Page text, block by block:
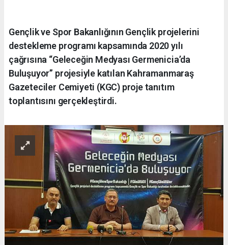
Gençlik ve Spor Bakanlığının Gençlik projelerini
destekleme programı kapsamında 2020 yılı
çağrısına “Geleceğin Medyası Germenicia’da
Buluşuyor” projesiyle katılan Kahramanmaraş
Gazeteciler Cemiyeti (KGC) proje tanıtım
toplantısını gerçekleştirdi.